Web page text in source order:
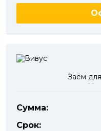
Заём
Сумма:
Срок: